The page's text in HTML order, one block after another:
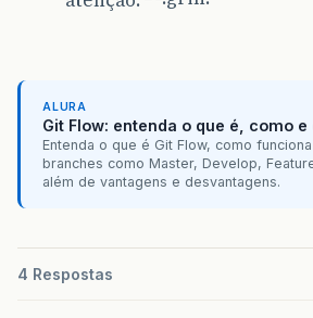
ALURA
Git Flow: entenda o que é, como
Entenda o que é Git Flow, como
branches como Master, Develop,
além de vantagens e desvantagens.
4 Respostas